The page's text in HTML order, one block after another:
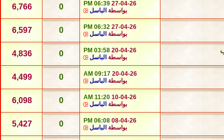
27-04-26
06:39 PM
بواسطة الباسل 0
6,766
27-04-26
06:32 PM
بواسطة الباسل 0
6,597
20-04-26
03:58 PM
بواسطة الباسل 0
4,836
20-04-26
09:17 AM
بواسطة الباسل 0
4,499
10-04-26
11:20 AM
بواسطة الباسل 0
6,098
08-04-26
06:08 PM
بواسطة الباسل 0
5,427